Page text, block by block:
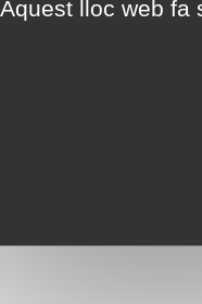
Aquest lloc web fa